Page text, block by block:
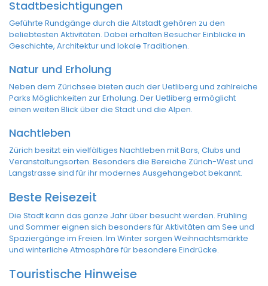
Stadtbesichtigungen
Geführte Rundgänge durch die Altstadt gehören zu den
beliebtesten Aktivitäten. Dabei erhalten Besucher Einblicke in
Geschichte, Architektur und lokale Traditionen.
Natur und Erholung
Neben dem Zürichsee bieten auch der Uetliberg und zahlreiche
Parks Möglichkeiten zur Erholung. Der Uetliberg ermöglicht
einen weiten Blick über die Stadt und die Alpen.
Nachtleben
Zürich besitzt ein vielfältiges Nachtleben mit Bars, Clubs und
Veranstaltungsorten. Besonders die Bereiche Zürich-West und
Langstrasse sind für ihr modernes Ausgehangebot bekannt.
Beste Reisezeit
Die Stadt kann das ganze Jahr über besucht werden. Frühling
und Sommer eignen sich besonders für Aktivitäten am See und
Spaziergänge im Freien. Im Winter sorgen Weihnachtsmärkte
und winterliche Atmosphäre für besondere Eindrücke.
Touristische Hinweise